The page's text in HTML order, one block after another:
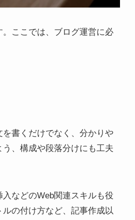
ここでは、ブログ運営に必
書くだけでなく、分かりや
、構成や段落分けにも工夫
などのWeb関連スキルも役
の付け方など、記事作成以